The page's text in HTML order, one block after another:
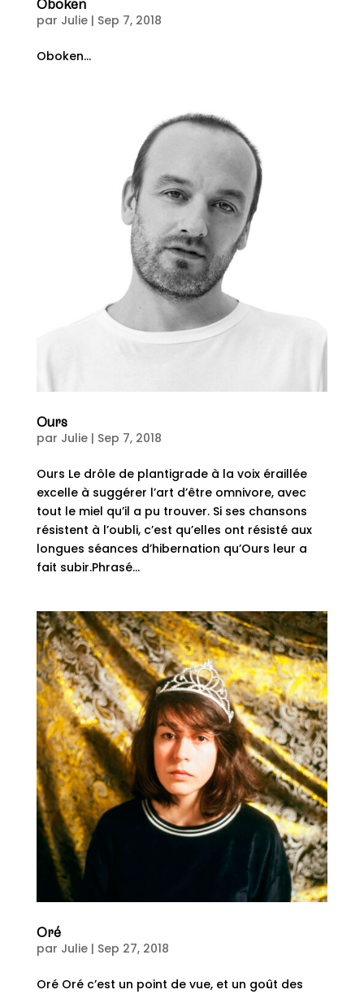
Oboken
par Julie| Sep 7, 2018
Oboken...
Ours
par Julie| Sep 7, 2018
Ours Le drôle de plantigrade à la voix éraillée
excelle à suggérer l’art d’être omnivore, avec
tout le miel qu’il a pu trouver. Si ses chansons
résistent à l’oubli, c’est qu’elles ont résisté aux
longues séances d’hibernation qu’Ours leur a
fait subir.Phrasé...
Oré
par Julie| Sep 27, 2018
Oré Oré c’est un point de vue, et un goût des